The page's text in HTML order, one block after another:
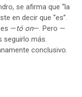
se afirma que “la
en decir que “es”.
—tó on—. Pero —
más.
conclusivo.